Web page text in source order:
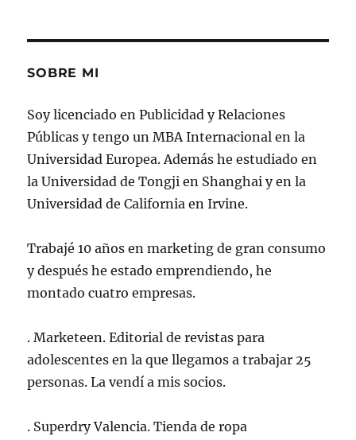
SOBRE MI
Soy licenciado en Publicidad y Relaciones
Públicas y tengo un MBA Internacional en la
Universidad Europea. Además he estudiado en
la Universidad de Tongji en Shanghai y en la
Universidad de California en Irvine.
Trabajé 10 años en marketing de gran consumo
y después he estado emprendiendo, he
montado cuatro empresas.
. Marketeen. Editorial de revistas para
adolescentes en la que llegamos a trabajar 25
personas. La vendí a mis socios.
. Superdry Valencia. Tienda de ropa